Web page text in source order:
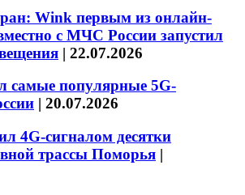
Wink первым из онлайн-
с МЧС России запустил
| 22.07.2026
самые популярные 5G-
| 20.07.2026
4G-сигналом десятки
трассы Поморья |